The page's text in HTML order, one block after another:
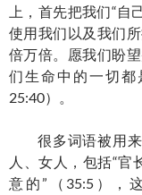
上，首先把我们“自
使用我们以及我们
倍万倍。愿我们盼
们生命中的一切都
25:40）。
很多词语被用
人、女人，包括“官
意的”（35:5），